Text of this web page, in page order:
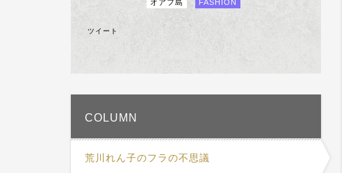
オアフ島 FASHION
ツイート
COLUMN
荒川れん子のフラの不思議